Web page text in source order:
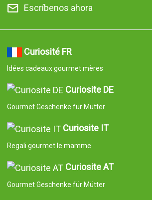
Escríbenos ahora
Curiosité FR
Idées cadeaux gourmet mères
Curiosite DE
Gourmet Geschenke für Mütter
Curiosite IT
Regali gourmet le mamme
Curiosite AT
Gourmet Geschenke für Mütter